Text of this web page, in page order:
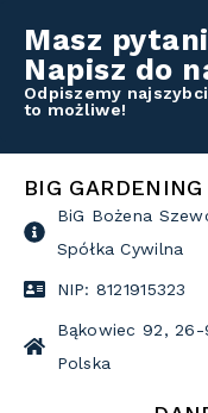
Masz
Napisz do
Odpiszemy
to możliwe!
BIG GARDENING
BiG Bożena
Spółka Cywilna
NIP: 8121915323
Bąkowiec 92,
Polska